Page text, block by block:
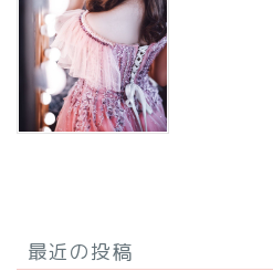
最近の投稿